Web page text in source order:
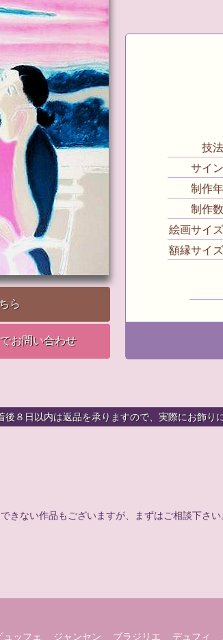
ら
お問い合わせ
技法 ：
サイン
制作年
制作数
絵画サイ
額縁サイ
後８日以内は返品を承りますので、実際にお飾り
きない作品もございますが、まずはご相談下さ
ュッフェ ジャンセン ブラジリエ デュフィ